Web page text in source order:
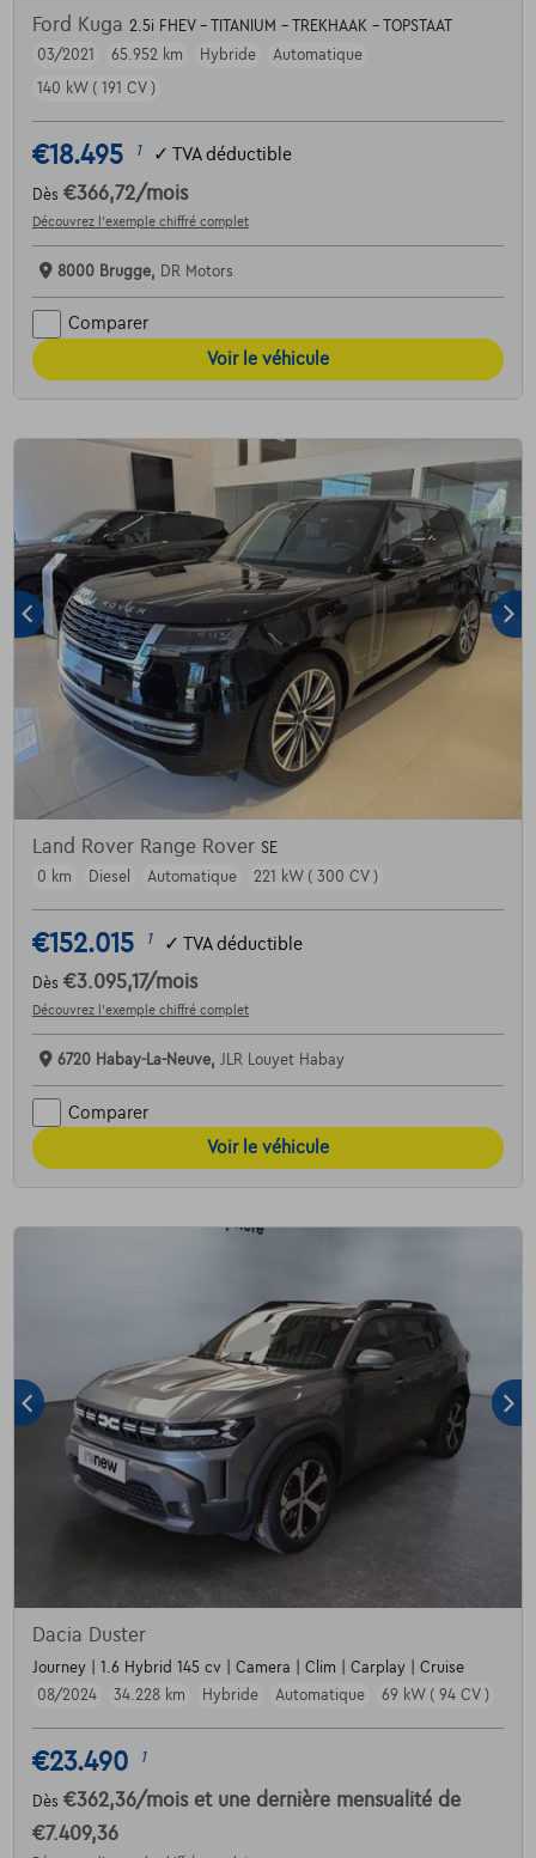
Ford Kuga 2.5i FHEV - TITANIUM - TREKHAAK - TOPSTAAT
03/2021
65.952 km Hybride
Automatique
140 kW ( 191 CV )
€18.495 1 ✓ TVA déductible
Dès €366,72/mois
Découvrez l’exemple chiffré complet
8000 Brugge, DR Motors
Comparer
Voir le véhicule
Land Rover Range Rover SE
0 km
Diesel Automatique 221 kW ( 300 CV )
€152.015 1 ✓ TVA déductible
Dès €3.095,17/mois
Découvrez l’exemple chiffré complet
6720 Habay-La-Neuve, JLR Louyet Habay
Comparer
Voir le véhicule
Dacia Duster
Journey | 1.6 Hybrid 145 cv | Camera | Clim | Carplay | Cruise
08/2024
34.228 km Hybride Automatique 69 kW ( 94 CV )
€23.490 1
Dès €362,36/mois et une dernière mensualité de
€7.409,36